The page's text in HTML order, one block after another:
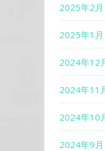
2025年2月
2025年1月
2024年12
2024年11
2024年10
2024年9月